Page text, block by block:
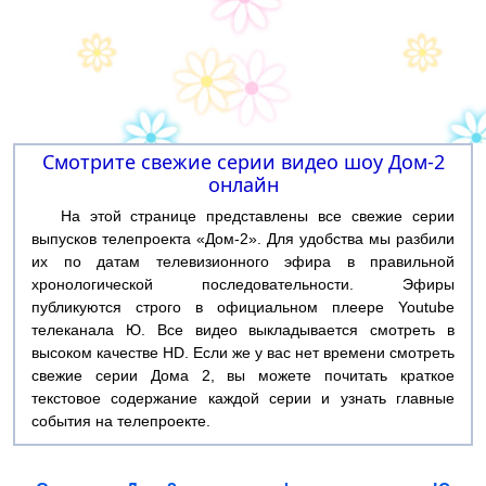
Смотрите свежие серии видео шоу Дом-2
онлайн
На этой странице представлены все свежие серии
выпусков телепроекта «Дом-2». Для удобства мы разбили
их по датам телевизионного эфира в правильной
хронологической последовательности. Эфиры
публикуются строго в официальном плеере Youtube
телеканала Ю. Все видео выкладывается смотреть в
высоком качестве HD. Если же у вас нет времени смотреть
свежие серии Дома 2, вы можете почитать краткое
текстовое содержание каждой серии и узнать главные
события на телепроекте.